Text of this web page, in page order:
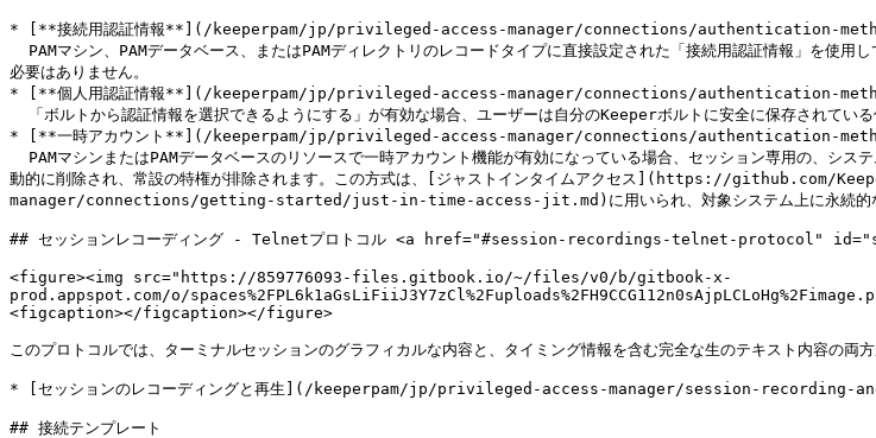
* [**接続用認証情報**](/keeperpam/jp/privileged-access-manager/connections/authentication-
必要はありません。
* [**個人用認証情報**](/keeperpam/jp/privileged-access-manager/connections/authentication-
* [**一時アカウント**](/keeperpam/jp/privileged-access-manager/connections/authentication-
動的に削除され、常設の特権が排除されます。この方式は、[ジャストインタイムアクセス](https://
manager/connections/getting-started/just-in-time-access-jit.md)に用いられ、対象システム上に永続的なア
## セッションレコーディング - Telnetプロトコル <a href="#session-recordings-telnet-protocol"
<figure><img src="https://859776093-files.gitbook.io/~/files/v0/b/gitbook-x-
prod.appspot.com/o/
<figcaption></figcaption></figure>
このプロトコルでは、ターミナルセッションのグラフィカルな内容と、タイミング情報を含む完全な生のテキスト内容の両
* [セッションのレコーディングと再生](/keeperpam/jp/privileged-access-manager/session-recording-
## 接続テンプレート